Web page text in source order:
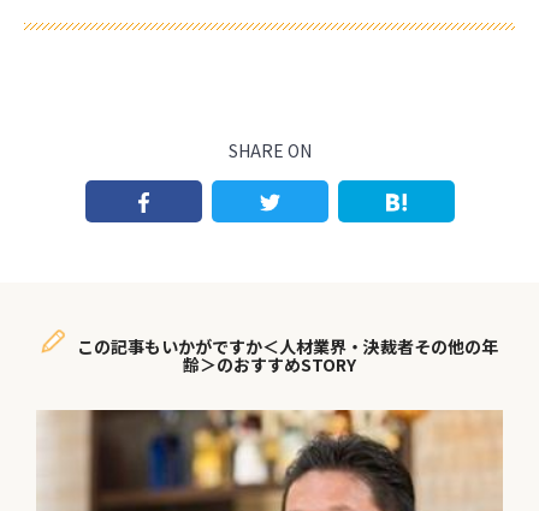
SHARE ON
この記事もいかがですか＜人材業界・決裁者その他の年
齢＞のおすすめSTORY